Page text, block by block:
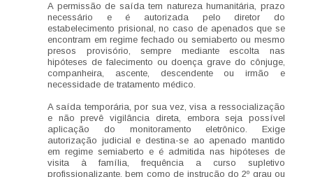
A permissão de saída tem natureza humanitária, prazo
necessário e é autorizada pelo diretor do
estabelecimento prisional, no caso de apenados que se
encontram em regime fechado ou semiaberto ou mesmo
presos provisório, sempre mediante escolta nas
hipóteses de falecimento ou doença grave do cônjuge,
companheira, ascente, descendente ou irmão e
necessidade de tratamento médico.
A saída temporária, por sua vez, visa a ressocialização
e não prevê vigilância direta, embora seja possível
aplicação do monitoramento eletrônico. Exige
autorização judicial e destina-se ao apenado mantido
em regime semiaberto e é admitida nas hipóteses de
visita à família, frequência a curso supletivo
profissionalizante, bem como de instrução do 2º grau ou